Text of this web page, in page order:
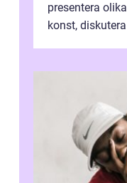
presentera
konst,